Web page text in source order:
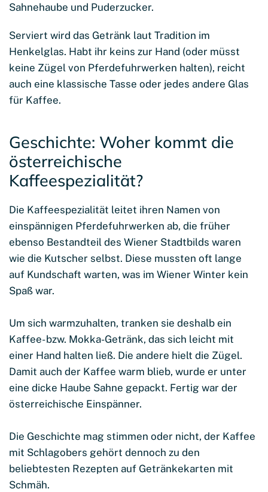
Sahnehaube und Puderzucker.
Serviert wird das Getränk laut Tradition im
Henkelglas. Habt ihr keins zur Hand (oder müsst
keine Zügel von Pferdefuhrwerken halten), reicht
auch eine klassische Tasse oder jedes andere Glas
für Kaffee.
Geschichte: Woher kommt die
österreichische
Kaffeespezialität?
Die Kaffeespezialität leitet ihren Namen von
einspännigen Pferdefuhrwerken ab, die früher
ebenso Bestandteil des Wiener Stadtbilds waren
wie die Kutscher selbst. Diese mussten oft lange
auf Kundschaft warten, was im Wiener Winter kein
Spaß war.
Um sich warmzuhalten, tranken sie deshalb ein
Kaffee- bzw. Mokka-Getränk, das sich leicht mit
einer Hand halten ließ. Die andere hielt die Zügel.
Damit auch der Kaffee warm blieb, wurde er unter
eine dicke Haube Sahne gepackt. Fertig war der
österreichische Einspänner.
Die Geschichte mag stimmen oder nicht, der Kaffee
mit Schlagobers gehört dennoch zu den
beliebtesten Rezepten auf Getränkekarten mit
Schmäh.